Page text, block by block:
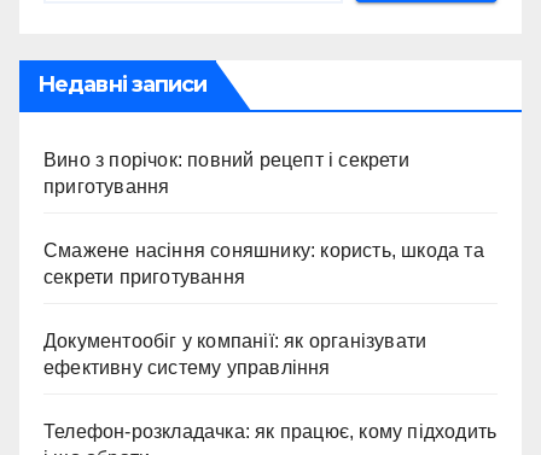
Недавні записи
Вино з порічок: повний рецепт і секрети
приготування
Смажене насіння соняшнику: користь, шкода та
секрети приготування
Документообіг у компанії: як організувати
ефективну систему управління
Телефон-розкладачка: як працює, кому підходить